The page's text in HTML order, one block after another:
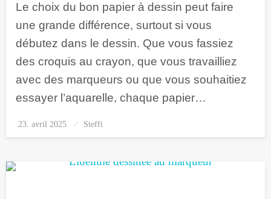
Le choix du bon papier à dessin peut faire
une grande différence, surtout si vous
débutez dans le dessin. Que vous fassiez
des croquis au crayon, que vous travailliez
avec des marqueurs ou que vous souhaitiez
essayer l’aquarelle, chaque papier…
Posted
on
23. avril 2025 Steffi